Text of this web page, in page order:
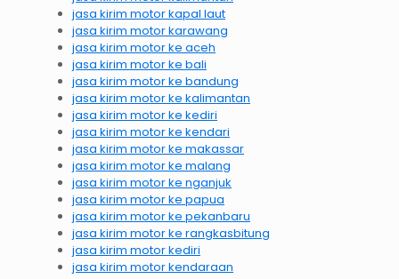
jasa kirim motor kapal laut
jasa kirim motor karawang
jasa kirim motor ke aceh
jasa kirim motor ke bali
jasa kirim motor ke bandung
jasa kirim motor ke kalimantan
jasa kirim motor ke kediri
jasa kirim motor ke kendari
jasa kirim motor ke makassar
jasa kirim motor ke malang
jasa kirim motor ke nganjuk
jasa kirim motor ke papua
jasa kirim motor ke pekanbaru
jasa kirim motor ke rangkasbitung
jasa kirim motor kediri
jasa kirim motor kendaraan